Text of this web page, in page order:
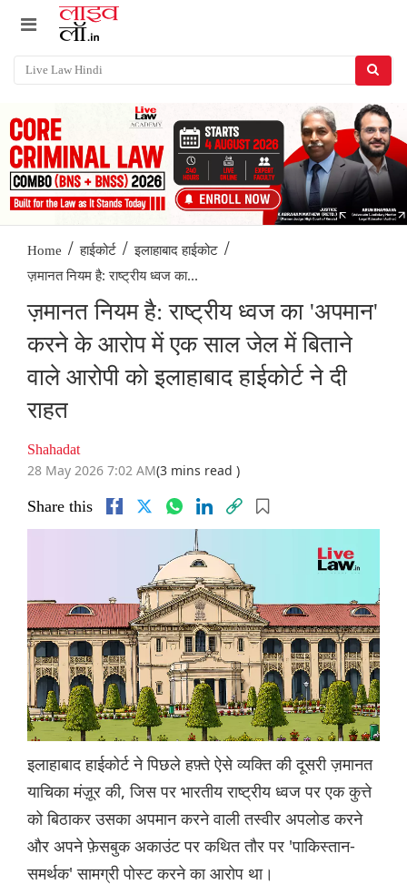
Home / हाईकोर्ट / इलाहाबाद हाईकोट /
ज़मानत नियम है: राष्ट्रीय ध्वज का...
ज़मानत नियम है: राष्ट्रीय ध्वज का 'अपमान'
करने के आरोप में एक साल जेल में बिताने
वाले आरोपी को इलाहाबाद हाईकोर्ट ने दी
राहत
Shahadat
28 May 2026 7:02 AM(3 mins read )
Share this
इलाहाबाद हाईकोर्ट ने पिछले हफ़्ते ऐसे व्यक्ति की दूसरी ज़मानत
याचिका मंज़ूर की, जिस पर भारतीय राष्ट्रीय ध्वज पर एक कुत्ते
को बिठाकर उसका अपमान करने वाली तस्वीर अपलोड करने
और अपने फ़ेसबुक अकाउंट पर कथित तौर पर 'पाकिस्तान-
समर्थक' सामग्री पोस्ट करने का आरोप था।